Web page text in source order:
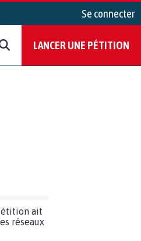
Se connecter
LANCER UNE PÉTITION
ait
réseaux